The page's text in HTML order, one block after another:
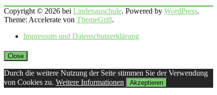
Copyright © 2026 bei Lindenauschule. Powered by WordPress.
Theme: Accelerate von ThemeGrill.
Impressum und Datenschutzerklärung
Close
Durch die weitere Nutzung der Seite stimmen Sie der Verwendung
von Cookies zu. Weitere Informationen Akzeptieren